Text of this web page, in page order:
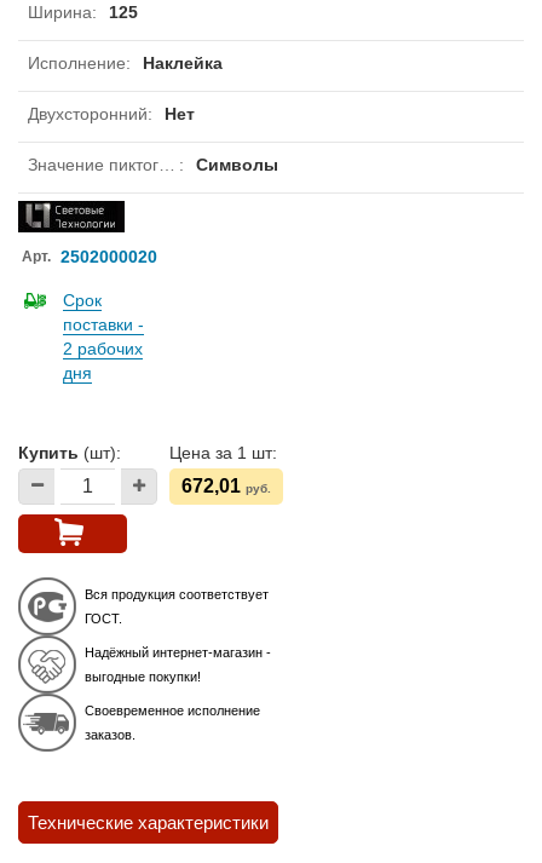
Ширина: 125
Исполнение: Наклейка
Двухсторонний: Нет
: Символы
Арт. 2502000020
Срок
поставки -
2 рабочих
дня
Купить (шт): Цена за 1 шт:
672,01 руб.
Вся продукция соответствует
ГОСТ.
Надёжный интернет-магазин -
выгодные покупки!
Своевременное исполнение
заказов.
Технические характеристики